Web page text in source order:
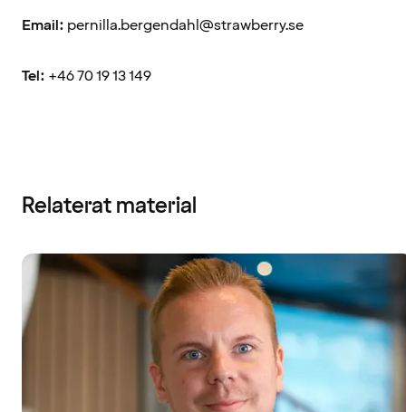
Email: pernilla.bergendahl@strawberry.se
Tel: +46 70 19 13 149
Relaterat material